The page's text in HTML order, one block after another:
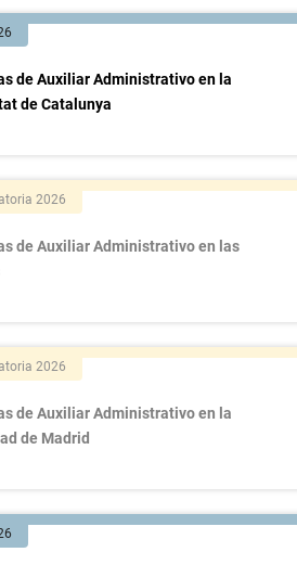
de Auxiliar Administrativo en la
de Catalunya
2026
de Auxiliar Administrativo en las
2026
de Auxiliar Administrativo en la
de Madrid